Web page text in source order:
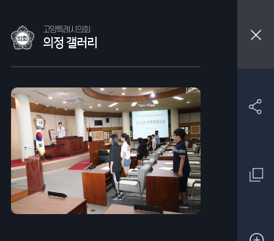
고양특례시의회
의정 갤러리